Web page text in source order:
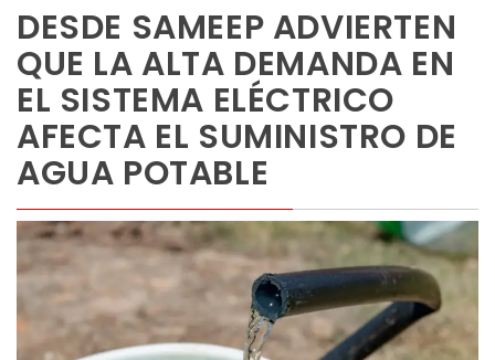
DESDE SAMEEP ADVIERTEN
QUE LA ALTA DEMANDA EN
EL SISTEMA ELÉCTRICO
AFECTA EL SUMINISTRO DE
AGUA POTABLE